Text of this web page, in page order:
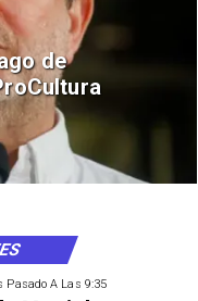
de
Pasado A Las 9:35